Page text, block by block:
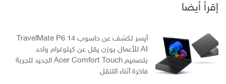
إقرأ أيضا
آيسر تكشف عن حاسوب TravelMate P6 14
AI للأعمال بوزن يقل عن كيلوغرام واحد
بتصميم Acer Comfort Touch الجديد لتجربة
فاخرة أثناء التنقل